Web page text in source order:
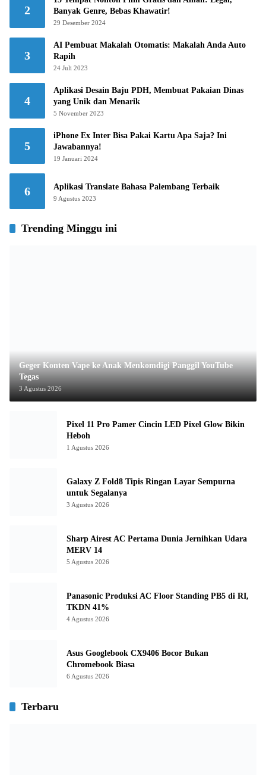
2
Banyak Genre, Bebas Khawatir!
29 Desember 2024
3
AI Pembuat Makalah Otomatis: Makalah Anda Auto
Rapih
24 Juli 2023
4
Aplikasi Desain Baju PDH, Membuat Pakaian Dinas
yang Unik dan Menarik
5 November 2023
5
iPhone Ex Inter Bisa Pakai Kartu Apa Saja? Ini
Jawabannya!
19 Januari 2024
6 Aplikasi Translate Bahasa Palembang Terbaik
9 Agustus 2023
Trending Minggu ini
Geger Konten Vape ke Anak Menkomdigi Panggil YouTube
Tegas
3 Agustus 2026
Pixel 11 Pro Pamer Cincin LED Pixel Glow Bikin
Heboh
1 Agustus 2026
Galaxy Z Fold8 Tipis Ringan Layar Sempurna
untuk Segalanya
3 Agustus 2026
Sharp Airest AC Pertama Dunia Jernihkan Udara
MERV 14
5 Agustus 2026
Panasonic Produksi AC Floor Standing PB5 di RI,
TKDN 41%
4 Agustus 2026
Asus Googlebook CX9406 Bocor Bukan
Chromebook Biasa
6 Agustus 2026
Terbaru